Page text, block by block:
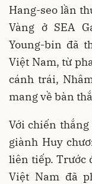
Hang-seo lần
Vàng ở SEA
Young-bin đã
Việt Nam, từ
cánh trái,
mang về bàn
Với chiến
giành Huy
liên tiếp. Trước
Việt Nam đã